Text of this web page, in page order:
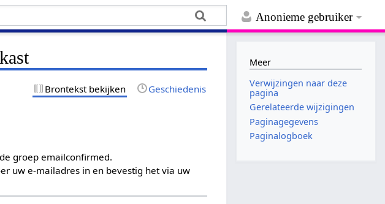
Anonieme gebruiker
Brontekst bekijken Geschiedenis
groep emailconfirmed.
uw e-mailadres in en bevestig het via uw
Meer
Verwijzingen naar deze
pagina
Gerelateerde wijzigingen
Paginagegevens
Paginalogboek